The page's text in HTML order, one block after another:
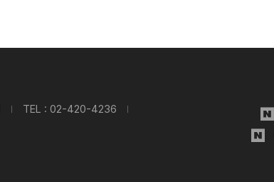
TEL : 02-420-4236